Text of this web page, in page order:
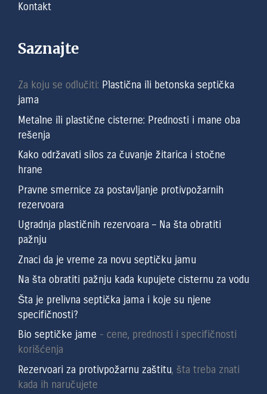
Kontakt
Saznajte
Za koju se odlučiti: Plastična ili betonska septička
jama
Metalne ili plastične cisterne: Prednosti i mane oba
rešenja
Kako održavati silos za čuvanje žitarica i stočne
hrane
Pravne smernice za postavljanje protivpožarnih
rezervoara
Ugradnja plastičnih rezervoara – Na šta obratiti
pažnju
Znaci da je vreme za novu septičku jamu
Na šta obratiti pažnju kada kupujete cisternu za vodu
Šta je prelivna septička jama i koje su njene
specifičnosti?
Bio septičke jame - cene, prednosti i specifičnosti
korišćenja
Rezervoari za protivpožarnu zaštitu, šta treba znati
kada ih naručujete